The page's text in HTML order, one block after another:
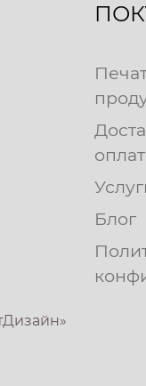
Блог